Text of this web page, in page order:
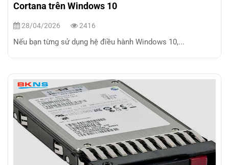
Cortana trên Windows 10
28/04/2026 2416
Nếu bạn từng sử dụng hệ điều hành Windows 10,...